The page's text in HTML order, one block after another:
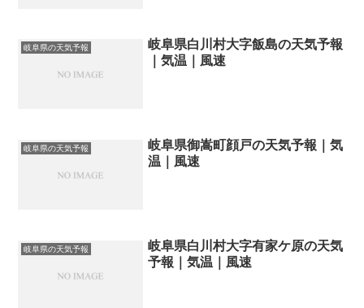
岐阜県の天気予報
岐阜県白川村大字飯島の天気予報
｜気温｜風速
岐阜県の天気予報
岐阜県御嵩町顔戸の天気予報｜気
温｜風速
岐阜県の天気予報
岐阜県白川村大字有家ケ原の天気
予報｜気温｜風速